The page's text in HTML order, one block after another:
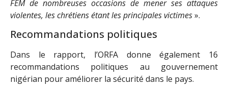
FEM de nombreuses occasions de mener ses attaques
violentes, les chrétiens étant les principales victimes».
Recommandations politiques
Dans le rapport, l’ORFA donne également 16
recommandations politiques au gouvernement
nigérian pour améliorer la sécurité dans le pays.